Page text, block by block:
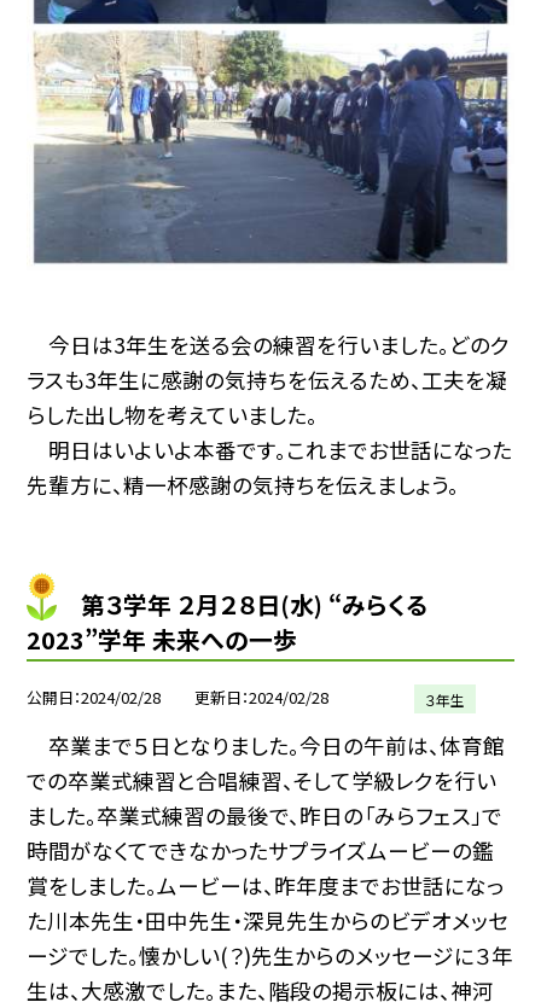
今日は3年生を送る会の練習を行いました。どのク
ラスも3年生に感謝の気持ちを伝えるため、工夫を凝
らした出し物を考えていました。
明日はいよいよ本番です。これまでお世話になった
先輩方に、精一杯感謝の気持ちを伝えましょう。
第３学年 ２月２８日(水) “みらくる
2023”学年 未来への一歩
公開日 2024/02/28 更新日 2024/02/28 ３年生
卒業まで５日となりました。今日の午前は、体育館
での卒業式練習と合唱練習、そして学級レクを行い
ました。卒業式練習の最後で、昨日の「みらフェス」で
時間がなくてできなかったサプライズムービーの鑑
賞をしました。ムービーは、昨年度までお世話になっ
た川本先生・田中先生・深見先生からのビデオメッセ
ージでした。懐かしい(？)先生からのメッセージに３年
生は、大感激でした。また、階段の掲示板には、神河